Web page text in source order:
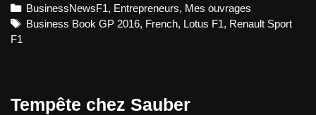
Team,
5ème
Categories
BusinessNewsF1, Entrepreneurs, Mes ouvrages
Tags
Business Book GP 2016, French, Lotus F1, Renault Sport
F1
Tempête chez Sauber